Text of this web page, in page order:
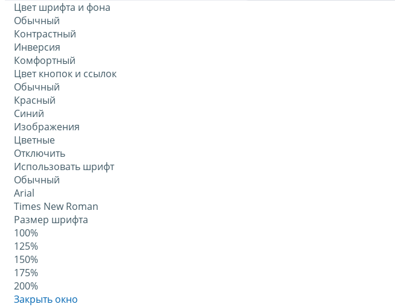
Цвет шрифта и фона
Обычный
Контрастный
Инверсия
Комфортный
Цвет кнопок и ссылок
Обычный
Красный
Синий
Изображения
Цветные
Отключить
Использовать шрифт
Обычный
Arial
Times New Roman
Размер шрифта
100%
125%
150%
175%
200%
Закрыть окно